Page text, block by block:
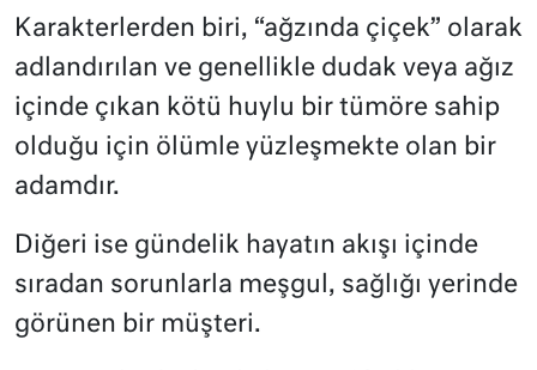
Karakterlerden biri, “ağzında çiçek” olarak
adlandırılan ve genellikle dudak veya ağız
içinde çıkan kötü huylu bir tümöre sahip
olduğu için ölümle yüzleşmekte olan bir
adamdır.
Diğeri ise gündelik hayatın akışı içinde
sıradan sorunlarla meşgul, sağlığı yerinde
görünen bir müşteri.